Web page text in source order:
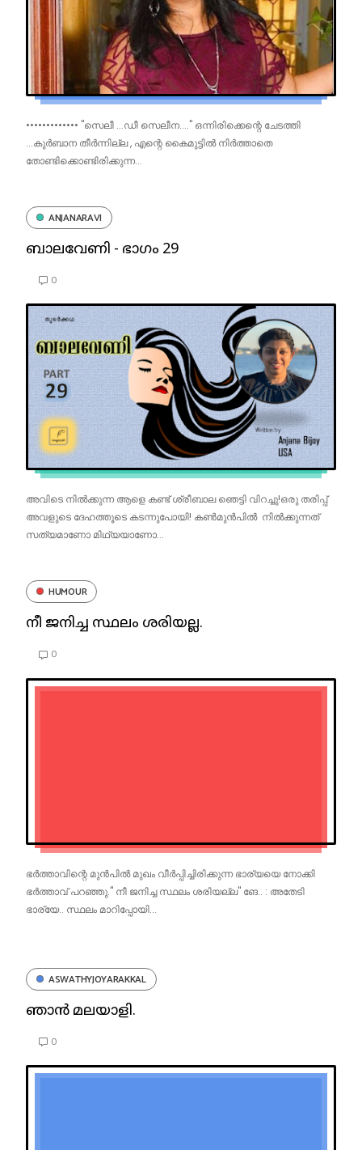
••••••••••••• "സെലീ ...ഡീ സെലീന...." ഒന്നിരിക്കെന്റെ ചേടത്തി
...കുർബാന തീർന്നില്ല , എന്റെ കൈമുട്ടിൽ നിർത്താതെ
തോണ്ടിക്കൊണ്ടിരിക്കുന്ന...
ANJANARAVI
ബാലവേണി - ഭാഗം 29
0
അവിടെ നിൽക്കുന്ന ആളെ കണ്ട് ശ്രീബാല ഞെട്ടി വിറച്ചു!ഒരു തരിപ്പ്
അവളുടെ ദേഹത്തൂടെ കടന്നുപോയി! കൺമുൻപിൽ നിൽക്കുന്നത്
സത്യമാണോ മിഥ്യയാണോ...
HUMOUR
നീ ജനിച്ച സ്ഥലം ശരിയല്ല.
0
ഭർത്താവിന്റെ മുൻപിൽ മുഖം വീർപ്പിച്ചിരിക്കുന്ന ഭാര്യയെ നോക്കി
ഭർത്താവ് പറഞ്ഞു." നീ ജനിച്ച സ്ഥലം ശരിയല്ല" ങേ.. : അതേടി
ഭാര്യേ.. സ്ഥലം മാറിപ്പോയി...
ASWATHYJOYARAKKAL
ഞാൻ മലയാളി.
0